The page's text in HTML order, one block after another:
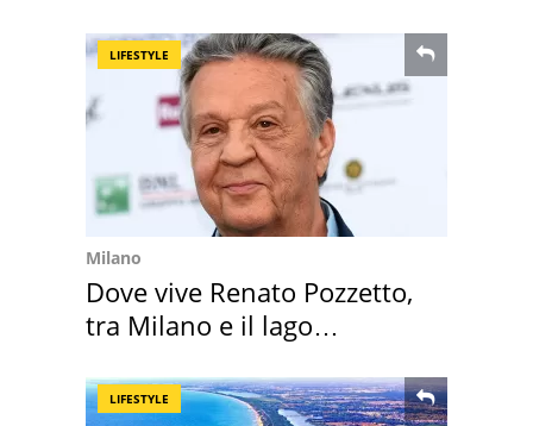
LIFESTYLE
Milano
Dove vive Renato Pozzetto,
tra Milano e il lago
LIFESTYLE